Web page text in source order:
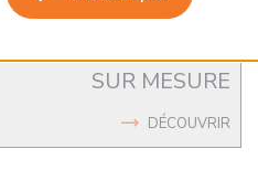
SUR MESURE
DÉCOUVRIR